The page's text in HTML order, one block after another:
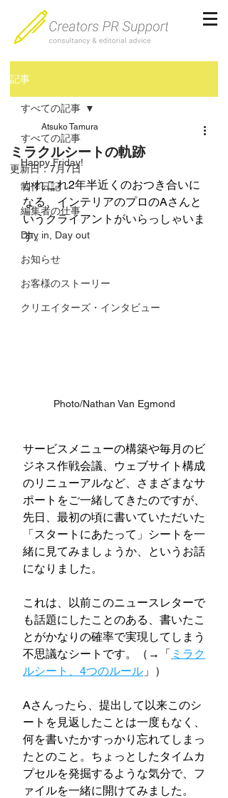
記事
すべての記事
Happy Friday!
制作日記
編集者の仕事
Day in, Day out
お知らせ
お客様のストーリー
クリエイターズ・インタビュー
すべての記事
ミラクルシートの軌跡
Atsuko Tamura
更新日：7月7日
かれこれ2年半近くのおつき合いに
なる、インテリアのプロのAさんと
いうクライアントがいらっしゃいま
す。
Photo/Nathan Van Egmond
サービスメニューの構築や毎月のビ
ジネス作戦会議、ウェブサイト構成
のリニューアルなど、さまざまなサ
ポートをご一緒してきたのですが、
先日、最初の頃に書いていただいた
「スタートにあたって」シートを一
緒に見てみましょうか、というお話
になりました。
これは、以前このニュースレターで
も話題にしたことのある、書いたこ
とがかなりの確率で実現してしまう
不思議なシートです。（→「 ミラク
ルシート、4つのルール 」）
Aさんったら、提出して以来このシ
ートを見返したことは一度もなく、
何を書いたかすっかり忘れてしまっ
たとのこと。ちょっとしたタイムカ
プセルを発掘するような気分で、フ
ァイルを一緒に開けてみました。